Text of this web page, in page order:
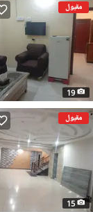
مقبول
19
مقبول
15